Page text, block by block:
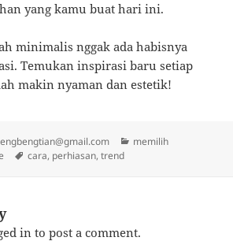
yang kamu buat hari ini.
minimalis nggak ada habisnya
Temukan inspirasi baru setiap
makin nyaman dan estetik!
Author
engbengtian@gmail.com Categories
memilih
Tags
cara, perhiasan,trend
in to post a comment.